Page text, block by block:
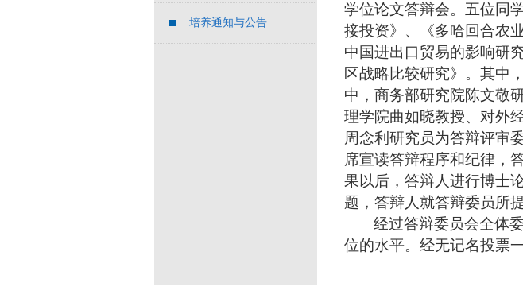
培养通知与公告
学位论文答辩会。五位同
接投资》、《多哈回合农
中国进出口贸易的影响研
区战略比较研究》。其中
中，商务部研究院陈文敬
理学院曲如晓教授、对外
周念利研究员为答辩评审
席宣读答辩程序和纪律，
果以后，答辩人进行博士
题，答辩人就答辩委员所
经过答辩委员会全体
位的水平。经无记名投票